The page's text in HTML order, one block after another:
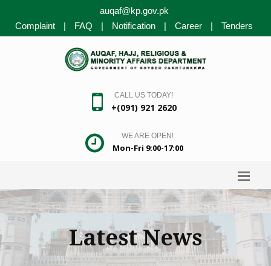
auqaf@kp.gov.pk
Complaint
| FAQ | Notification | Career | Tenders
CALL US TODAY!
+(091) 921 2620
WE ARE OPEN!
Mon-Fri 9:00-17:00
Latest News